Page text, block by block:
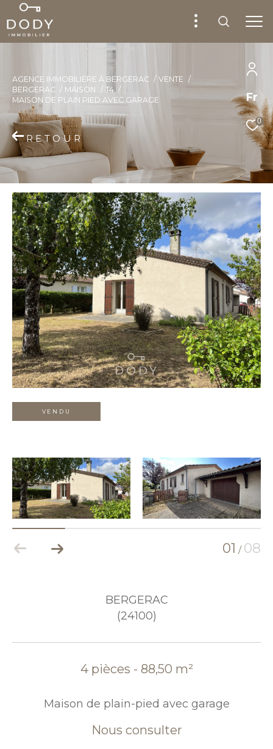
Fr
0
AGENCE IMMOBILIÈRE À BERGERAC
VENTE
BERGERAC
MAISON
T4
MAISON DE PLAIN PIED AVEC GARAGE
RETOUR
VENDU
01 / 08
BERGERAC
(24100)
4 pièces - 88,50 m²
Maison de plain-pied avec garage
Nous consulter